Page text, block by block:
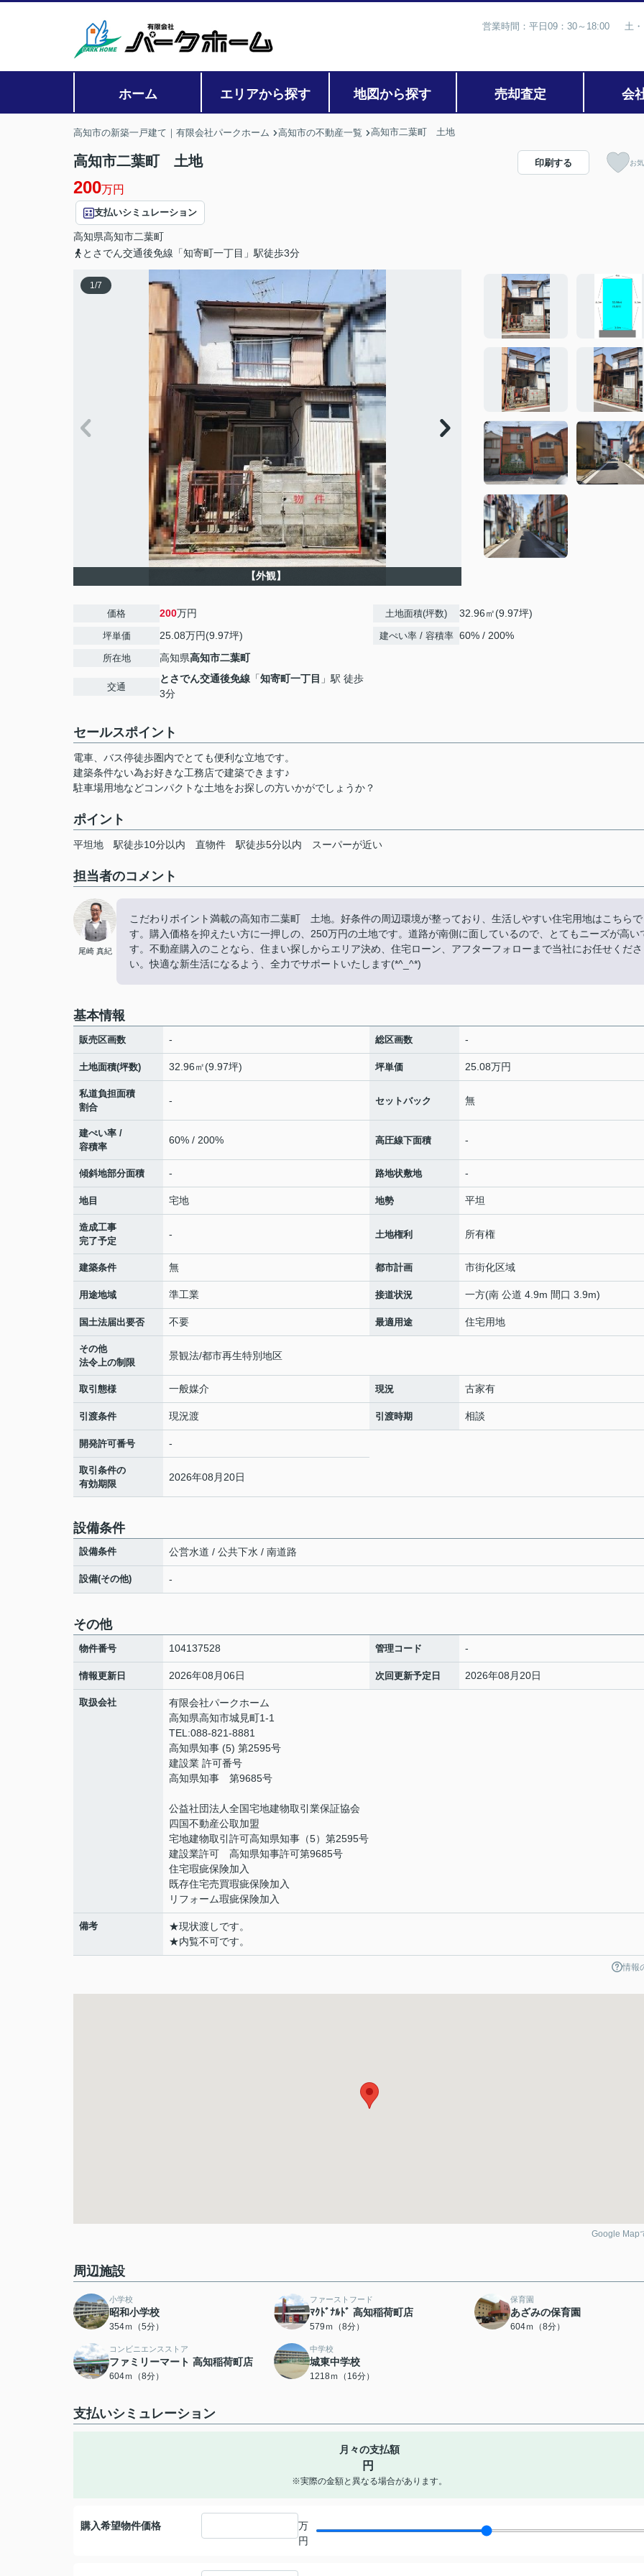
営業時間：平日09：30～18:00 土
ホーム エリアから探す 地図から探す 売却査定 会
高知市の新築一戸建て｜有限会社パークホーム 高知市の不動産一覧 高知市二葉町 土地
高知市二葉町 土地
200万円
支払いシミュレーション
高知県高知市二葉町
とさでん交通後免線「知寄町一丁目」駅徒歩3分
印刷する お
1/7
【外観】
価格 200万円
坪単価 25.08万円(9.97坪)
所在地 高知県高知市二葉町
交通
とさでん交通後免線 「知寄町一丁目 」駅 徒歩
3分
土地面積(坪数) 32.96㎡(9.97坪)
建ぺい率 / 容積率 60% / 200%
セールスポイント
電車、バス停徒歩圏内でとても便利な立地です。
建築条件ない為お好きな工務店で建築できます♪
駐車場用地などコンパクトな土地をお探しの方いかがでしょうか？
ポイント
平坦地 駅徒歩10分以内 直物件 駅徒歩5分以内 スーパーが近い
担当者のコメント
尾崎 真紀
こだわりポイント満載の高知市二葉町 土地。好条件の周辺環境が整っており、生活しやすい住宅用地はこちらで
す。購入価格を抑えたい方に一押しの、250万円の土地です。道路が南側に面しているので、とてもニーズが高い
す。不動産購入のことなら、住まい探しからエリア決め、住宅ローン、アフターフォローまで当社にお任せくださ
い。快適な新生活になるよう、全力でサポートいたします(*^_^*)
基本情報
販売区画数 - 総区画数 -
土地面積(坪数) 32.96㎡(9.97坪) 坪単価 25.08万円
私道負担面積
割合
- セットバック 無
建ぺい率 /
容積率
60% / 200% 高圧線下面積 -
傾斜地部分面積 - 路地状敷地 -
地目 宅地 地勢 平坦
造成工事
完了予定
- 土地権利 所有権
建築条件 無 都市計画 市街化区域
用途地域 準工業 接道状況 一方(南 公道 4.9m 間口 3.9m)
国土法届出要否 不要 最適用途 住宅用地
その他
法令上の制限
景観法/都市再生特別地区
取引態様 一般媒介 現況 古家有
引渡条件 現況渡 引渡時期 相談
開発許可番号 -
取引条件の
有効期限
2026年08月20日
設備条件
設備条件 公営水道 / 公共下水 / 南道路
設備(その他) -
その他
物件番号 104137528 管理コード -
情報更新日 2026年08月06日 次回更新予定日 2026年08月20日
取扱会社
有限会社パークホーム
高知県高知市城見町1-1
TEL:088-821-8881
高知県知事 (5) 第2595号
建設業 許可番号
高知県知事 第9685号
公益社団法人全国宅地建物取引業保証協会
四国不動産公取加盟
宅地建物取引許可高知県知事（5）第2595号
建設業許可 高知県知事許可第9685号
住宅瑕疵保険加入
既存住宅売買瑕疵保険加入
リフォーム瑕疵保険加入
備考
★現状渡しです。
★内覧不可です。
情報
Google Map
周辺施設
小学校
昭和小学校
354ｍ（5分）
ファーストフード
ﾏｸﾄﾞﾅﾙﾄﾞ 高知稲荷町店
579ｍ（8分）
保育園
あざみの保育園
604ｍ（8分）
コンビニエンスストア
ファミリーマート 高知稲荷町店
604ｍ（8分）
中学校
城東中学校
1218ｍ（16分）
支払いシミュレーション
月々の支払額
円
※実際の金額と異なる場合があります。
購入希望物件価格
万
円